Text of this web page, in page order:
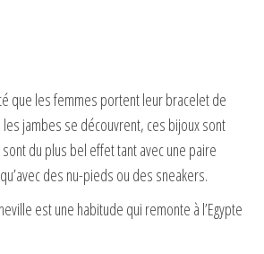
que les femmes portent leur bracelet de
les jambes se découvrent, ces bijoux sont
du plus bel effet tant avec une paire
des nu-pieds ou des sneakers.
est une habitude qui remonte à l’Egypte